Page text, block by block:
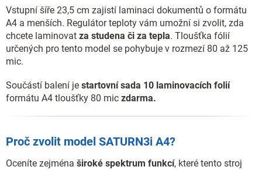
Vstupní šíře 23,5 cm zajistí laminaci dokumentů o formátu
A4 a menších. Regulátor teploty vám umožní si zvolit, zda
chcete laminovat za studena či za tepla. Tloušťka fólií
určených pro tento model se pohybuje v rozmezí 80 až 125
mic.
Součástí balení je startovní sada 10 laminovacích folií
formátu A4 tloušťky 80 mic zdarma.
Proč zvolit model SATURN3i A4?
Oceníte zejména široké spektrum funkcí, které tento stroj